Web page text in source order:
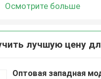
Осмотрите больше
лучшую цену
Оптовая западная